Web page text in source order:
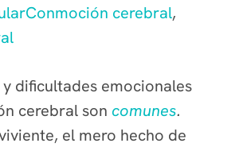
Conmoción cerebral,
dificultades emocionales
cerebral son comunes.
el mero hecho de